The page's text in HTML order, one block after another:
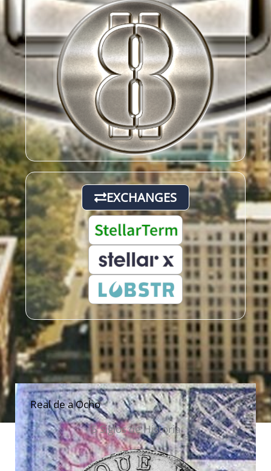
EXCHANGES
Real de a Ocho
5 Siglos de Historia